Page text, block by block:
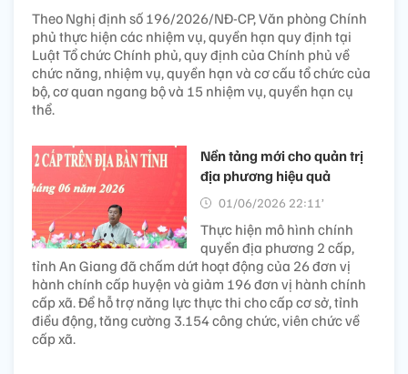
Theo Nghị định số 196/2026/NĐ-CP, Văn phòng Chính
phủ thực hiện các nhiệm vụ, quyền hạn quy định tại
Luật Tổ chức Chính phủ, quy định của Chính phủ về
chức năng, nhiệm vụ, quyền hạn và cơ cấu tổ chức của
bộ, cơ quan ngang bộ và 15 nhiệm vụ, quyền hạn cụ
thể.
Nền tảng mới cho quản trị
địa phương hiệu quả
01/06/2026 22:11’
Thực hiện mô hình chính
quyền địa phương 2 cấp,
tỉnh An Giang đã chấm dứt hoạt động của 26 đơn vị
hành chính cấp huyện và giảm 196 đơn vị hành chính
cấp xã. Để hỗ trợ năng lực thực thi cho cấp cơ sở, tỉnh
điều động, tăng cường 3.154 công chức, viên chức về
cấp xã.